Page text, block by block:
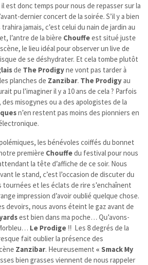
est donc temps pour nous de repasser sur la
dernier concert de la soirée. S’il y a bien
jamais, c’est celui du nain de jardin au
l’antre de la bière Chouffeest situé juste
le lieu idéal pour observer un live de
de se déshydrater. Et cela tombe plutôt
de The Prodigyne vont pas tarder à
planches de Zanzibar. The Prodigyau
pu l’imaginer il y a 10 ans de cela ? Parfois
des misogynes ou a des apologistes de la
n’en restent pas moins des pionniers en
les bénévoles coiffés du bonnet
première Chouffedu festival pour nous
la tête d’affiche de ce soir. Nous
le stand, c’est l’occasion de discuter du
tournées et les éclats de rire s’enchaînent
impression d’avoir oublié quelque chose.
devoirs, nous avons éteint le gaz avant de
est bien dans ma poche… Qu’avons-
Le Prodige !! Les 8 degrés de la
fait oublier la présence des
Zanzibar. Heureusement « Smack My
bien grasses viennent de nous rappeler